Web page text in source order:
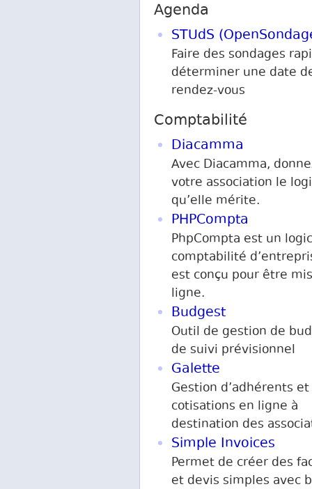
Agenda
STUdS
Faire des sondages
déterminer une date
rendez-vous
Comptabilité
Diacamma
Avec Diacamma,
votre association le
qu’elle mérite.
PHPCompta
PhpCompta est un
comptabilité
est conçu pour être
ligne.
Budgest
Outil de gestion de
de suivi prévisionnel
Galette
Gestion d’adhérents
cotisations en ligne à
destination des
Simple Invoices
Permet de créer des
et devis simples avec